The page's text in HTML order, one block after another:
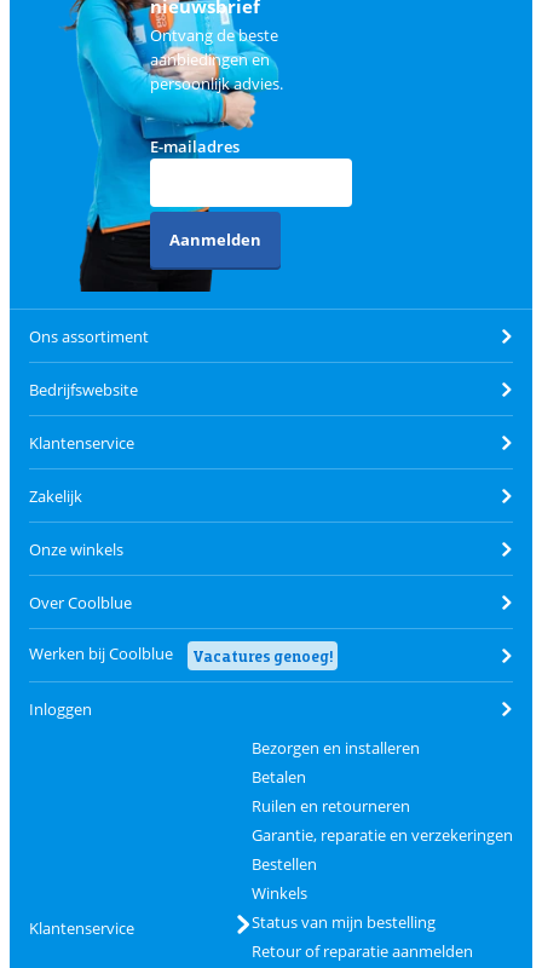
nieuwsbrief
Ontvang de beste
aanbiedingen en
persoonlijk advies.
E-mailadres
Aanmelden
Ons assortiment
Bedrijfswebsite
Klantenservice
Zakelijk
Onze winkels
Over Coolblue
Werken bij Coolblue Vacatures genoeg!
Inloggen
Klantenservice
Bezorgen en installeren
Betalen
Ruilen en retourneren
Garantie, reparatie en verzekeringen
Bestellen
Winkels
Status van mijn bestelling
Retour of reparatie aanmelden